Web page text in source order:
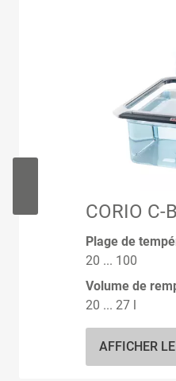
CORIO C-
Plage de
20 ... 100
Volume de
20 ... 27 l
AFFICHER